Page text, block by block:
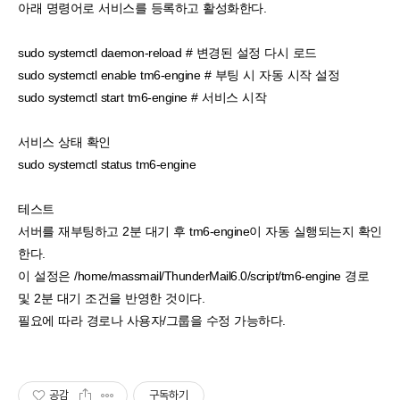
아래 명령어로 서비스를 등록하고 활성화한다.
sudo systemctl daemon-reload # 변경된 설정 다시 로드
sudo systemctl enable tm6-engine # 부팅 시 자동 시작 설정
sudo systemctl start tm6-engine # 서비스 시작
서비스 상태 확인
sudo systemctl status tm6-engine
테스트
서버를 재부팅하고 2분 대기 후 tm6-engine이 자동 실행되는지 확인
한다.
이 설정은 /home/massmail/ThunderMail6.0/script/tm6-engine 경로
및 2분 대기 조건을 반영한 것이다.
필요에 따라 경로나 사용자/그룹을 수정 가능하다.
공감 구독하기